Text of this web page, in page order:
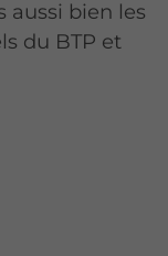
aussi bien les
du BTP et